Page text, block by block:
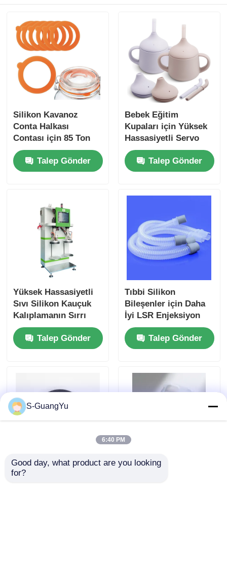
Silikon Kavanoz
Conta Halkası
Contası için 85 Ton
Sıkma Kuvveti LSR
Enjeksiyon Makinesi
Talep Gönder
Bebek Eğitim
Kupaları için Yüksek
Hassasiyetli Servo
Motor LSR
Enjeksiyon Kalıplama
Makinesi
Talep Gönder
Yüksek Hassasiyetli
Sıvı Silikon Kauçuk
Kalıplamanın Sırrı
Talep Gönder
Tıbbi Silikon
Bileşenler için Daha
İyi LSR Enjeksiyon
Kalıplama Makinesi
Yüksek Hassasiyet
Talep Gönder
Elektrikli Yüksek
Yüksek hassasiyetli
S-GuangYu
6:40 PM
Good day, what product are you looking
for?